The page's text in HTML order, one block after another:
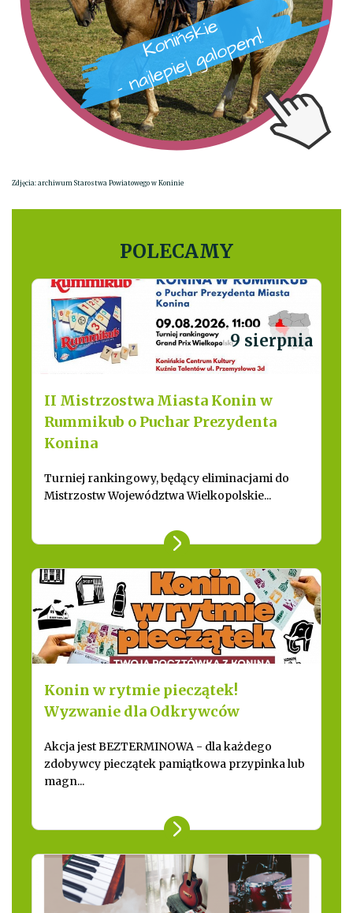
Zdjęcia: archiwum Starostwa Powiatowego w Koninie
POLECAMY
9 sierpnia
II Mistrzostwa Miasta Konin w
Rummikub o Puchar Prezydenta
Konina
Turniej rankingowy, będący eliminacjami do
Mistrzostw Województwa Wielkopolskie...
Konin w rytmie pieczątek!
Wyzwanie dla Odkrywców
Akcja jest BEZTERMINOWA - dla każdego
zdobywcy pieczątek pamiątkowa przypinka lub
magn...